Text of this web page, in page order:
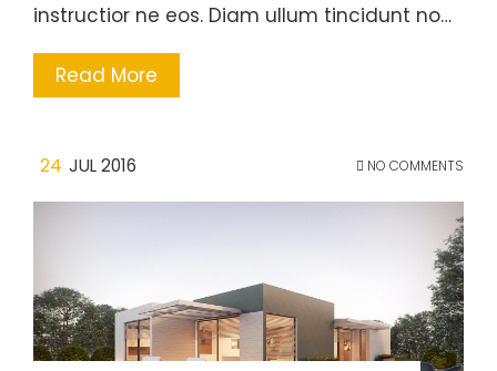
instructior ne eos. Diam ullum tincidunt no…
Read More
24 JUL 2016 NO COMMENTS